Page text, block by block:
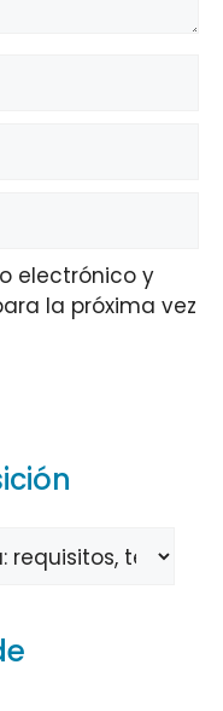
electrónico y
la próxima vez